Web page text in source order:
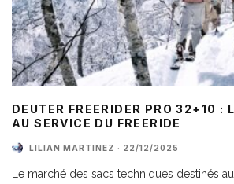
DEUTER FREERIDER PRO 32+10 :
AU SERVICE DU FREERIDE
LILIAN MARTINEZ · 22/12/2025
Le marché des sacs techniques destinés